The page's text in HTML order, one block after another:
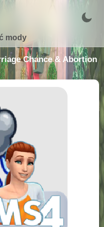
mody
Chance & Abortion